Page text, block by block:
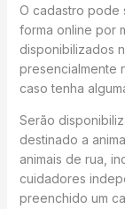
O cadastro pode
forma online por
disponibilizados
presencialmente
caso tenha
Serão
destinado a
animais de rua,
cuidadores
preenchido um